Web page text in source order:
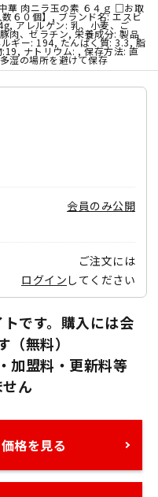
華 肉ニラ玉の素 ６４ｇ □お取
６０個】, ブランド名: エスビ
アレルゲン: 乳、小麦、ご
肉、ゼラチン, 栄養成分: 製品
ギー: 194, たんぱく質: 3.3, 脂
ナトリウム: , 保存方法: 直
湿の場所を避けて保存
会員のみ公開
ご注文には
ログイン してください
です。購入には会
（無料）
加盟料・更新料等
ん
格を見る